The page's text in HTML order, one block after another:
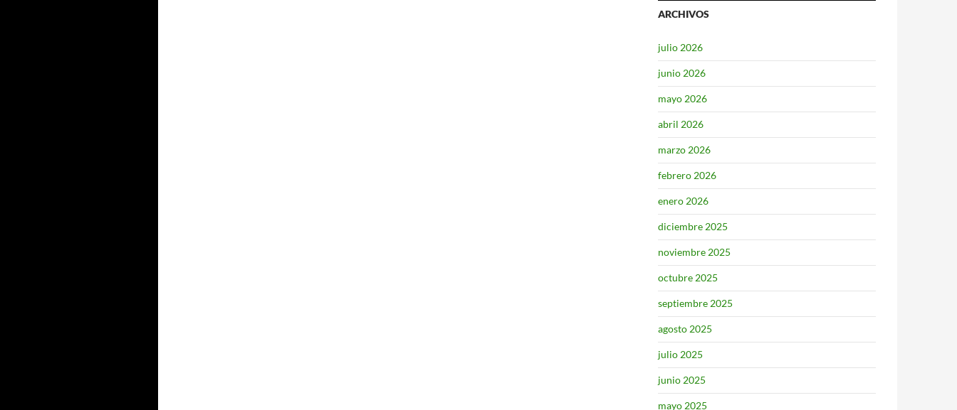
ARCHIVOS
julio 2026
junio 2026
mayo 2026
abril 2026
marzo 2026
febrero 2026
enero 2026
diciembre 2025
noviembre 2025
octubre 2025
septiembre 2025
agosto 2025
julio 2025
junio 2025
mayo 2025